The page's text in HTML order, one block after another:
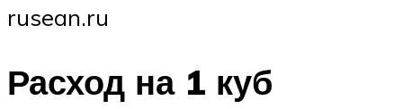
rusean.ru
Расход на 1 куб